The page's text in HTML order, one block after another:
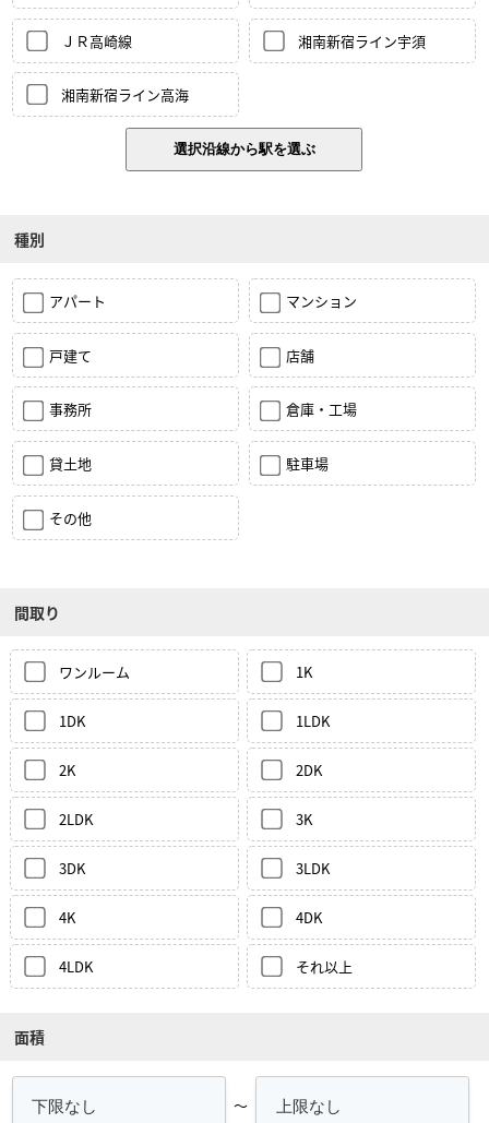
ＪＲ高崎線 湘南新宿ライン宇須
湘南新宿ライン高海
種別
アパート マンション
戸建て 店舗
事務所 倉庫・工場
貸土地 駐車場
その他
間取り
ワンルーム 1K
1DK 1LDK
2K 2DK
2LDK 3K
3DK 3LDK
4K 4DK
4LDK それ以上
面積
～